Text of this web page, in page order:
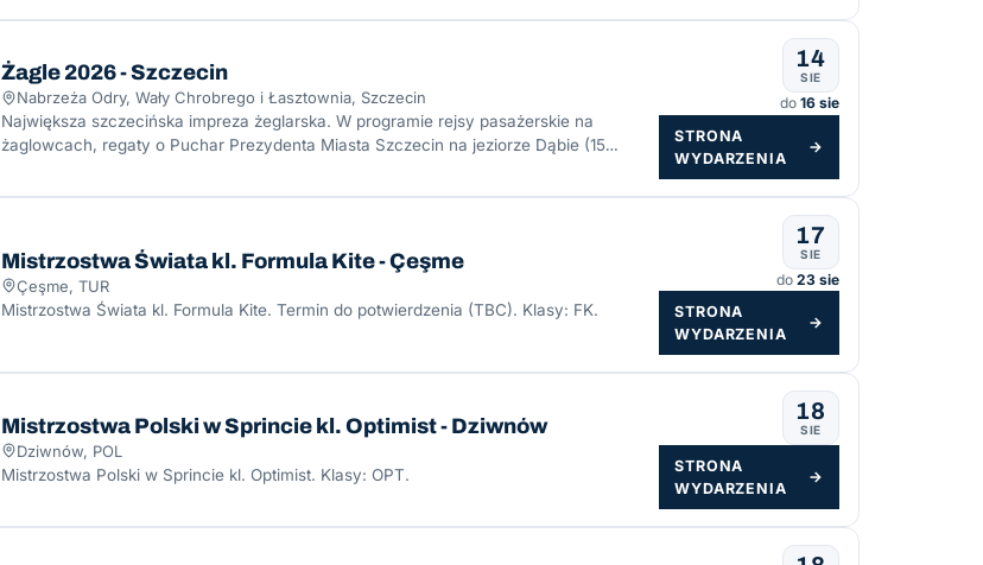
Żagle 2026 - Szczecin
Nabrzeża Odry, Wały Chrobrego i Łasztownia, Szczecin
Największa szczecińska impreza żeglarska. W programie rejsy pasażerskie na
żaglowcach, regaty o Puchar Prezydenta Miasta Szczecin na jeziorze Dąbie (15
14
SIE
do 16 sie
STRONA
WYDARZENIA
→
Mistrzostwa Świata kl. Formula Kite - Çeşme
Çeşme, TUR
Mistrzostwa Świata kl. Formula Kite. Termin do potwierdzenia (TBC). Klasy: FK.
17
SIE
do 23 sie
STRONA
WYDARZENIA
→
Mistrzostwa Polski w Sprincie kl. Optimist - Dziwnów
Dziwnów, POL
Mistrzostwa Polski w Sprincie kl. Optimist. Klasy: OPT.
18
SIE
STRONA
WYDARZENIA
→